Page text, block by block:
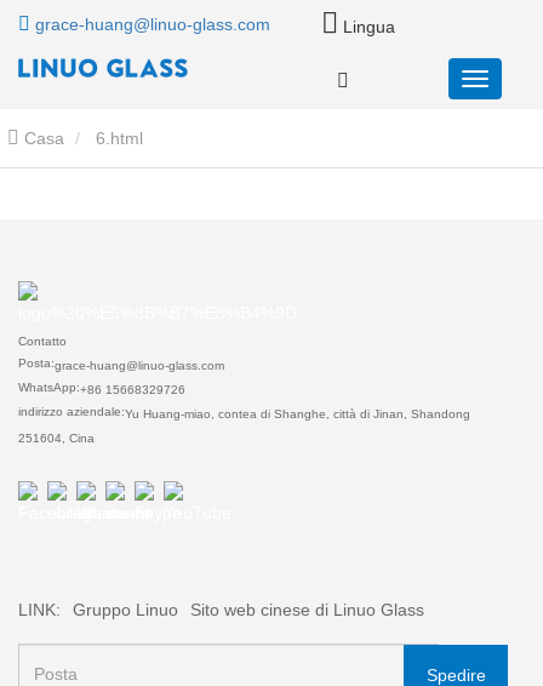
grace-huang@linuo-glass.com Lingua
Casa 6.html
Contatto
Posta:grace-huang@linuo-glass.com
WhatsApp:+86 15668329726
indirizzo aziendale:Yu Huang-miao, contea di Shanghe, città di Jinan, Shandong
251604, Cina
LINK: Gruppo Linuo Sito web cinese di Linuo Glass
Spedire